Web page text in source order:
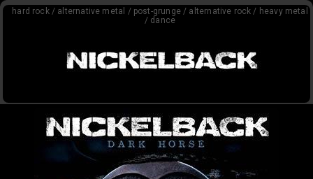
FEEEDBACK
hard rock / alternative metal / post-grunge / alternative rock / heavy metal
/ dance